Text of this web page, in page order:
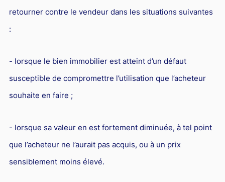
retourner contre le vendeur dans les situations suivantes
:
- lorsque le bien immobilier est atteint d’un défaut
susceptible de compromettre l’utilisation que l’acheteur
souhaite en faire ;
- lorsque sa valeur en est fortement diminuée, à tel point
que l’acheteur ne l’aurait pas acquis, ou à un prix
sensiblement moins élevé.